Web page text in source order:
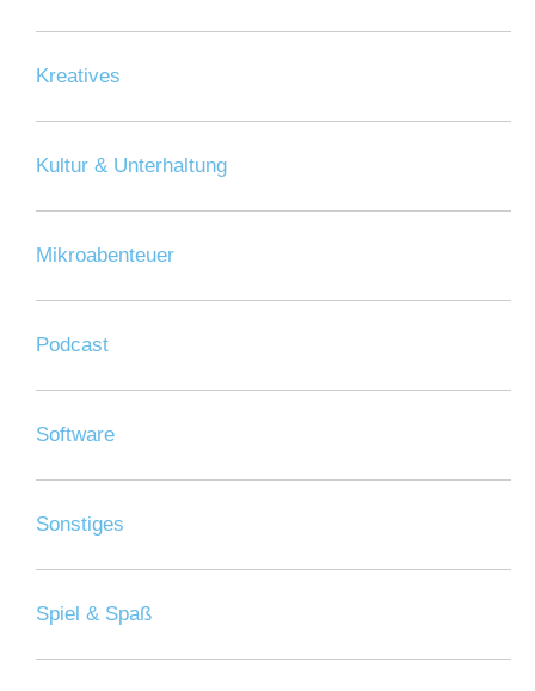
Kreatives
Kultur & Unterhaltung
Mikroabenteuer
Podcast
Software
Sonstiges
Spiel & Spaß